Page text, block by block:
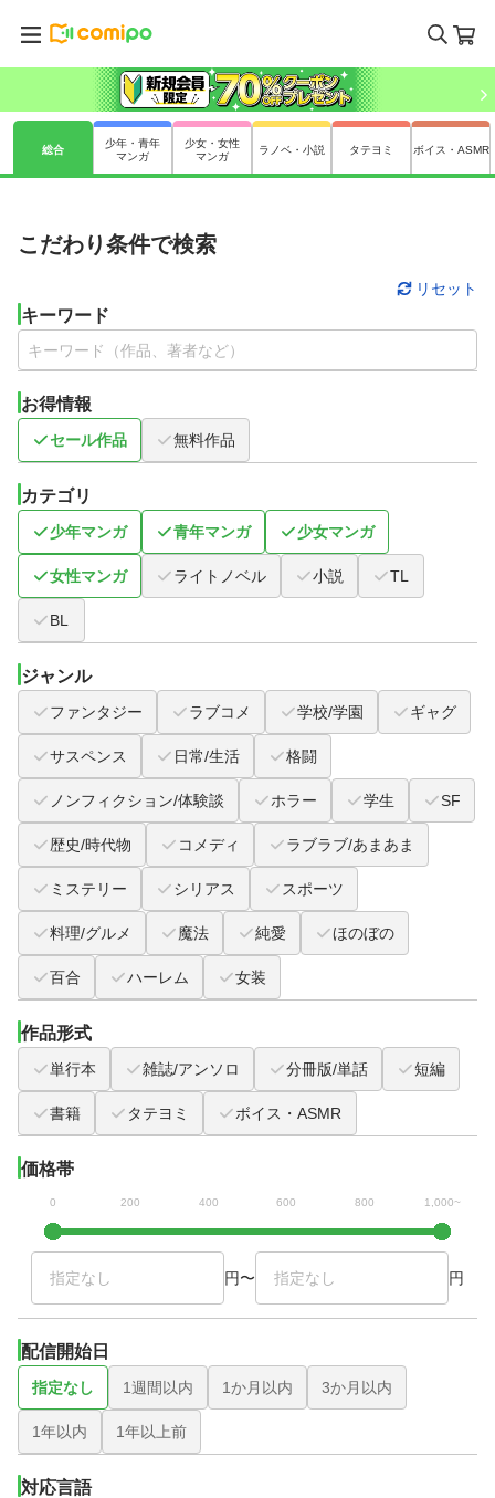
総合
少年・青年
マンガ
少女・女性
マンガ
ラノベ・小説 タテヨミ ボイス・ASMR
こだわり条件で検索
リセット
キーワード
お得情報
セール作品 無料作品
カテゴリ
少年マンガ 青年マンガ 少女マンガ
女性マンガ ライトノベル 小説 TL
BL
ジャンル
ファンタジー ラブコメ 学校/学園 ギャグ
サスペンス 日常/生活 格闘
ノンフィクション/体験談 ホラー 学生 SF
歴史/時代物 コメディ ラブラブ/あまあま
ミステリー シリアス スポーツ
料理/グルメ 魔法 純愛 ほのぼの
百合 ハーレム 女装
作品形式
単行本 雑誌/アンソロ 分冊版/単話 短編
書籍 タテヨミ ボイス・ASMR
価格帯
0 200 400 600 800 1,000~
円〜 円
配信開始日
指定なし 1週間以内 1か月以内 3か月以内
1年以内 1年以上前
対応言語